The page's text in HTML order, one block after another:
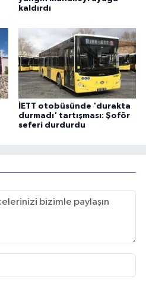
kaldırdı
İETT otobüsünde 'durakta
durmadı' tartışması: Şoför
seferi durdurdu